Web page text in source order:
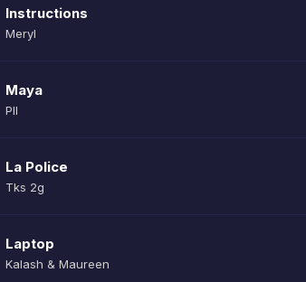
Instructions
Meryl
Maya
Pll
La Police
Tks 2g
Laptop
Kalash & Maureen